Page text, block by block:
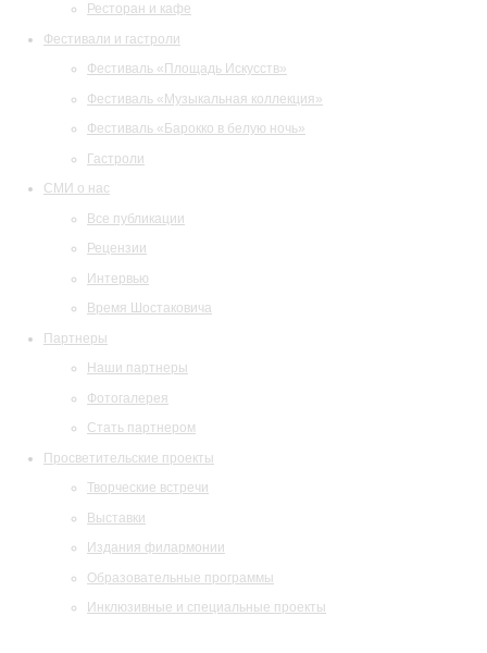
Ресторан и кафе
Фестивали и гастроли
Фестиваль «Площадь Искусств»
Фестиваль «Музыкальная коллекция»
Фестиваль «Барокко в белую ночь»
Гастроли
СМИ о нас
Все публикации
Рецензии
Интервью
Время Шостаковича
Партнеры
Наши партнеры
Фотогалерея
Стать партнером
Просветительские проекты
Творческие встречи
Выставки
Издания филармонии
Образовательные программы
Инклюзивные и специальные проекты